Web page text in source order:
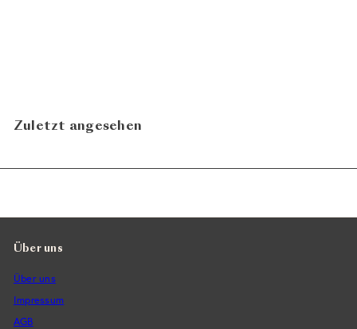
Zuletzt angesehen
Über uns
Über uns
Impressum
AGB